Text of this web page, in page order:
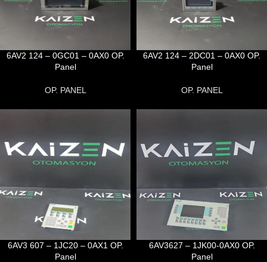
6AV2 124 – 0GC01 – 0AX0 OP.
Panel
OP. PANEL
6AV2 124 – 2DC01 – 0AX0 OP.
Panel
OP. PANEL
6AV3 607 – 1JC20 – 0AX1 OP.
Panel
6AV3627 – 1JK00-0AX0 OP.
Panel